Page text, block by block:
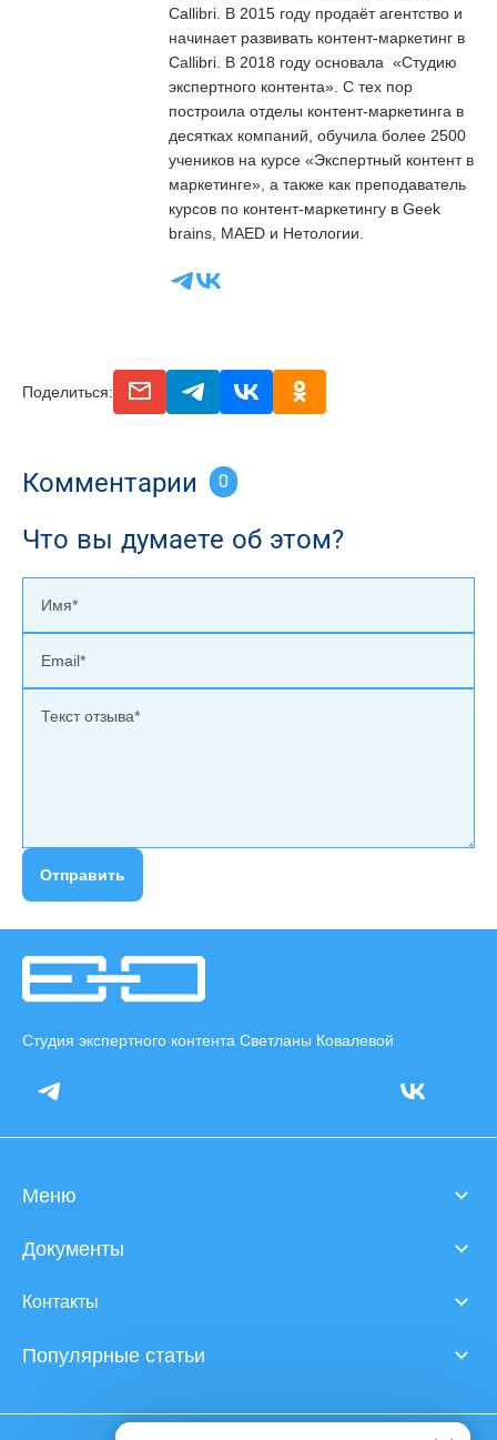
Callibri. В 2015 году продаёт агентство и
начинает развивать контент-маркетинг в
Callibri. В 2018 году основала «Студию
экспертного контента». С тех пор
построила отделы контент-маркетинга в
десятках компаний, обучила более 2500
учеников на курсе «Экспертный контент в
маркетинге», а также как преподаватель
курсов по контент-маркетингу в Geek
brains, MAED и Нетологии.
Поделиться: email telegram vk odnoclassniki
Комментарии 0
Что вы думаете об этом?
Отправить
Студия экспертного контента Светланы Ковалевой
Меню
Документы
Контакты
Популярные статьи